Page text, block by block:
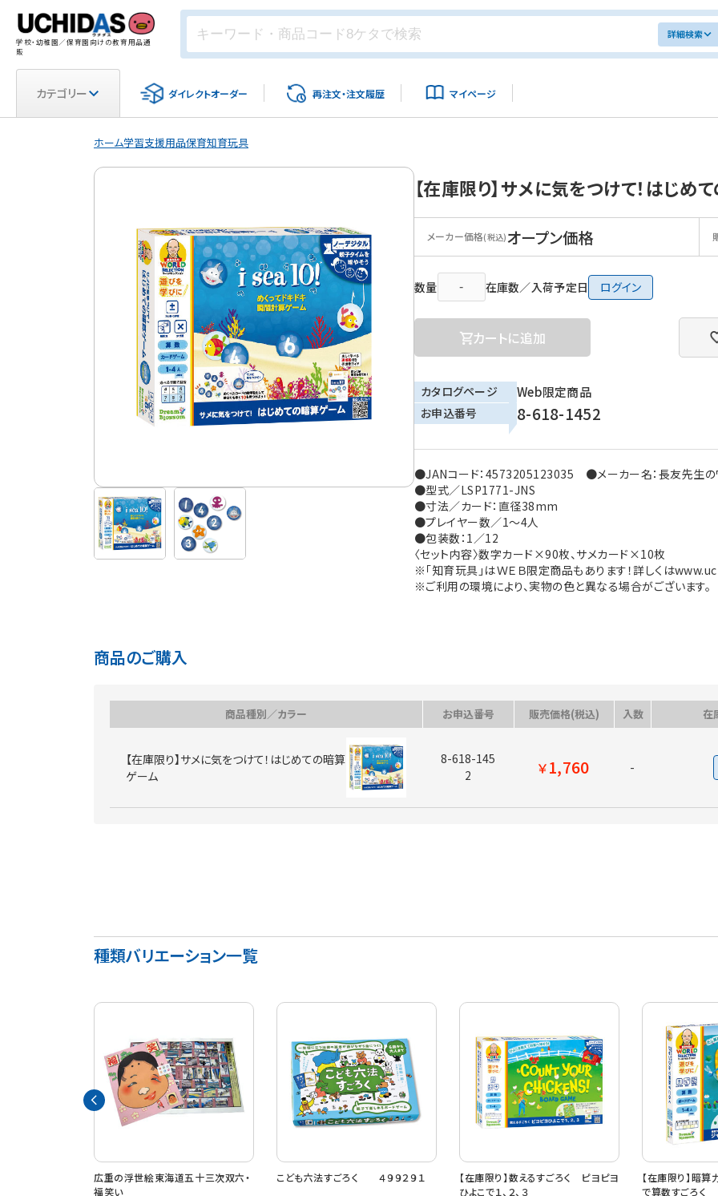
学校・幼稚園／保育園向けの教育用品通
販
詳細検索
カテゴリー ダイレクトオーダー 再注文・注文履歴 マイページ
ホーム学習支援用品保育知育玩具
【在庫限り】サメに気をつけて！はじめ
メーカー価格(税込)オープン価格
数量 在庫数／入荷予定日 ログイン
カートに追加
カタログページ Web限定商品
お申込番号 8-618-1452
●JANコード：4573205123035 ●メーカー名：長友先生の
●型式／LSP1771-JNS
●寸法／カード：直径38mm
●プレイヤー数／1～4人
●包装数：1／12
〈セット内容〉数字カード×90枚、サメカード×10枚
※「知育玩具」はＷＥＢ限定商品もあります！詳しくは
※ご利用の環境により、実物の色と異なる場合がございます。
商品のご購入
商品種別／カラー お申込番号 販売価格(税込) 入数 在
【在庫限り】サメに気をつけて！はじめての暗算
ゲーム
8-618-145
2
￥1,760 -
種類バリエーション一覧
広重の浮世絵東海道五十三次双六・
福笑い
こども六法すごろく ４９９２９１
【在庫限り】数えるすごろく ピヨピヨ
ひよこで１、２、３
【在庫限り】暗
で算数すごろく